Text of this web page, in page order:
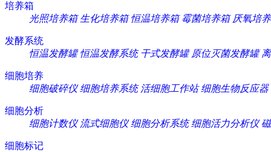
培养箱
光照培养箱 生化培养箱 恒温培养箱 霉菌培养箱 厌氧培
发酵系统
恒温发酵罐 恒温发酵系统 干式发酵罐 原位灭菌发酵罐
细胞培养
细胞破碎仪 细胞培养系统 活细胞工作站 细胞生物反应器
细胞分析
细胞计数仪 流式细胞仪 细胞分析系统 细胞活力分析仪
细胞标记